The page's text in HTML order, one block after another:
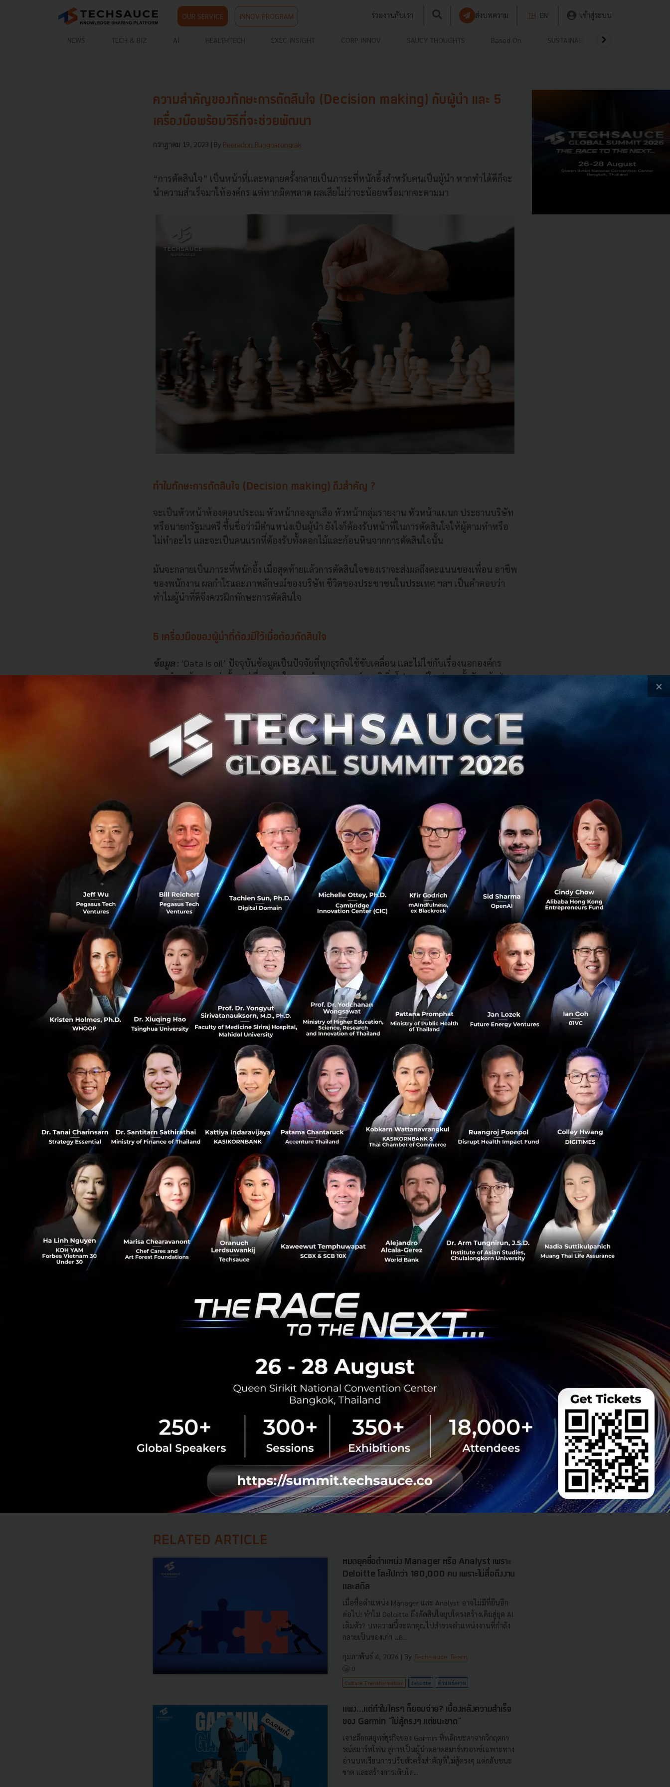
OUR SERVICE INNOV PROGRAM ร่วมงานกับเรา ส่งบทความ TH EN เข้าสู่ระบบ
NEWS TECH & BIZ AI HEALTHTECH EXEC INSIGHT CORP INNOV SAUCY THOUGHTS Based On SUSTAINABLE
0
0
ความสำคัญของทักษะการตัดสินใจ (Decision making) กับผู้นำ และ 5
เครื่องมือพร้อมวิธีที่จะช่วยพัฒนา
กรกฎาคม 19, 2023 | By Peeradon Rungnarongrak
“การตัดสินใจ” เป็นหน้าที่และหลายครั้งกลายเป็นภาระที่หนักอึ้งสำหรับคนเป็นผู้นำ หากทำได้ดีก็จะ
นำความสำเร็จมาให้องค์กร แต่หากผิดพลาด ผลเสียไม่ว่าจะน้อยหรือมากจะตามมา
ทำไมทักษะการตัดสินใจ (Decision making) ถึงสำคัญ ?
จะเป็นหัวหน้าห้องตอนประถม หัวหน้ากองลูกเสือ หัวหน้ากลุ่มรายงาน หัวหน้าแผนก ประธานบริษัท
หรือนายกรัฐมนตรี ขึ้นชื่อว่ามีตำแหน่งเป็นผู้นำ ยังไงก็ต้องรับหน้าที่ในการตัดสินใจให้ผู้ตามทำหรือ
ไม่ทำอะไร และจะเป็นคนแรกที่ต้องรับทั้งดอกไม้และก้อนหินจากการตัดสินใจนั้น
มันจะกลายเป็นภาระที่หนักอึ้ง เมื่อสุดท้ายแล้วการตัดสินใจของเราจะส่งผลถึงคะแนนของเพื่อน อาชีพ
ของพนักงาน ผลกำไรและภาพลักษณ์ของบริษัท ชีวิตของประชาชนในประเทศ ฯลฯ เป็นคำตอบว่า
ทำไมผู้นำที่ดีจึงควรฝึกทักษะการตัดสินใจ
5 เครื่องมือของผู้นำที่ต้องมีไว้เมื่อต้องตัดสินใจ
ข้อมูล : ‘Data is oil’ ปัจจุบันข้อมูลเป็นปัจจัยที่ทุกธุรกิจใช้ขับเคลื่อน และไม่ใช่กับเรื่องนอกองค์กร
การทำมาค้าขายเท่านั้น แต่เรื่องภายใน การกำหนดกลยุทธ์ การริเริ่มโปรเจกต์ใหม่ การตั้งหัวหน้าฝ่าย
ความถ่อมตน : เราไม่ได้เก่งที่สุด ต้องยอมรับว่าผู้นำอาจจะเป็นคนวิสัยทัศน์กว้างไกล แต่ไม่ได้รู้ทุกเรื่อง
การนำปัญหาที่เจอไปปรึกษาหารือกับผู้ที่ให้คำปรึกษาได้ บางครั้งอาจจะเป็นพนักงานอายุน้อย Gen Z
ที่เข้าใจเทรนด์ของวัยรุ่น หรืออาจเป็นพนักงานวัยเก๋าที่มีประสบการณ์สูง เป็นแนวทางที่จะช่วยให้ผู้นำ
มองภาพปัญหาได้ชัดเจนขึ้น
เข้าใจแต่ละแง่มุม พิจารณาทุกปัจจัยแวดล้อมของปัญหา ไม่ว่าจะเป็น ผู้มีส่วนได้ส่วนเสีย ผลกระทบที่
จะเกิดในปัจจุบัน อนาคต สิ่งที่เราจะได้หรือเสียจากการตัดสินใจนั้น ถ้าจะให้ดีเราอาจจะนั่งไล่ข้อดีข้อ
เสียของทางเลือกที่เรากำลังจะตัดสินใจ และทำความเข้าใจมันอย่างละเอียดก่อน เพื่อประเมินความ
เสี่ยงและผลลัพธ์ที่จะเกิดขึ้น
วัฒนธรรมการตัดสินใจ: ในโลกที่ทุกสิ่งเปลี่ยนแปลงอย่างรวดเร็ว โดยเฉพาะผู้นำในธุรกิจสตาร์ทอัพ
หรือสายงานด้านเทคโนโลยีที่มีการเปลี่ยนแปลงทุกวัน การสร้างวัฒนธรรมการตัดสินใจ ควรเอื้อให้
พนักงานมีส่วนร่วมด้วย โละทิ้งวิธีการตัดสินใจแบบบนลงล่างที่เราเคยใช้
แผน: การมีแผนที่ยืดหยุ่น ปรับเปลี่ยนได้อย่างรวดเร็วตามความเป็นจริงในปัจจุบัน จะเป็นรากฐานที่
สำคัญในการตัดสินใจที่ดี
ทำยังไงให้ตัดสินใจดีขึ้น
ฝึกฝน: ต้องยอมรับว่าการตัดสินใจที่ดีขึ้นอาจขึ้นอยู่กับประสบการณ์ที่มากขึ้นด้วย หากเราเป็นผู้นำมือ
ใหม่อายุน้อย อาจจะไม่มีประสบการณ์ แต่สามารถฝึกกันได้ด้วยการลองจำลองสถานการณ์ เช่น การ
ออกแบบการทำงาน การสัมภาษณ์พนักงานใหม่ การแบ่งทีมทำงาน เราจะตัดสินใจยังไง จะมีผลอะไร
ตามมา แม้จะไม่ได้รับประสบการณ์เหมือนสถานการณ์จริง แต่การเตรียมตัวไว้ก่อนจะช่วยให้เราตัดสิน
ใจดีขึ้นเมื่ออยู่หน้างาน
กายพร้อม ใจพร้อม: อย่าลืมและมองข้ามการดูแลสุขภาพตัวเอง การพักผ่อน ออกกำลังกาย และการ
หยุดพักบ้าง จะเพิ่มความสามารถในการตัดสินใจ เมื่อต้องตัดสินใจเรื่องยาก อาจจะหยุดสักครู่ เพื่อให้
จดจ่อกับสิ่งที่เกิดตรงหน้าได้ดีขึ้น ลดความเครียดและตัดสินใจอย่างรอบคอบ ผู้นำยังต้องฝึกสร้างสมดุล
ระหว่างการใช้อารมณ์และเหตุผลด้วย เมื่อต้องตัดสินใจ เพราะเมื่อไหร่มีอารมณ์มาเกี่ยวข้อง ความ
หุนหันพลันแล่นอาจทำให้เกิดผลลัพธ์ไม่ดีตามมา การขอพักเบรกหายใจสักเดี๋ยวจึงเป็นทางเลือกที่ดี
ที่สุด
ทั้งนี้ผู้นำที่ดีควรมีและหมั่นฝึกฝนทั้งทักษะด้านตรรกะและเหตุผล ทักษะการแก้ปัญหา และความ
ฉลาดทางอารมณ์เพื่อช่วยให้การตัดสินใจดีขึ้น
อ้างอิง :forbes indeed
ถึงเป็นธุรกิจเล็ก วัฒนธรรมองค์กรก็สำคัญ
หากองค์กรของคุณกำลังเจอปัญหา … พนักงานหมดไฟ…ทุกการตัดสินใจล่าช้าเพราะต้องรอ CEO …
พนักงานลาออกเยอะ แต่ไม่รู้สาเหตุ และอีกมากมายปัญหาในองค์กรที่คุณแก้ไม่ตก
เริ่มเปลี่ยนไปพร้อมกับเราได้ตั้งแต่วันนี้ที่
FB Page: https://bit.ly/3PHzLNJ
Website:
peoplesauce.tech
No comment
RELATED ARTICLE
หมดยุคชื่อตำแหน่ง Manager หรือ Analyst เพราะ
Deloitte โละไปกว่า 180,000 คน เพราะไม่สื่อถึงงาน
และสกิล
เมื่อชื่อตำแหน่ง Manager และ Analyst อาจไม่มีที่ยืนอีก
ต่อไป! ทำไม Deloitte ถึงตัดสินใจยุบโครงสร้างเดิมสู่ยุค AI
เต็มตัว? บทความนี้จะพาคุณไปสำรวจตำแหน่งงานที่กำลัง
กลายเป็นของเก่า แล...
กุมภาพันธ์ 4, 2026 | By Techsauce Team
0
Culture Transformation deloitte ตำแหน่งงาน
แพง...แต่ทำไมใครๆ ก็ยอมจ่าย? เบื้องหลังความสำเร็จ
ของ Garmin "ไม่สู้ตรงๆ แต่ชนะขาด"
เจาะลึกกลยุทธ์ธุรกิจของ Garmin ที่พลิกชะตาจากวิกฤตกา
รณ์สมาร์ทโฟน สู่การเป็นผู้นำตลาดสมาร์ทวอทช์เฉพาะทาง
อ่านบทเรียนการปรับตัวครั้งสำคัญที่ไม่สู้ตรงๆ แต่กลับชนะ
ขาด และสร้างการเติบโต...
×